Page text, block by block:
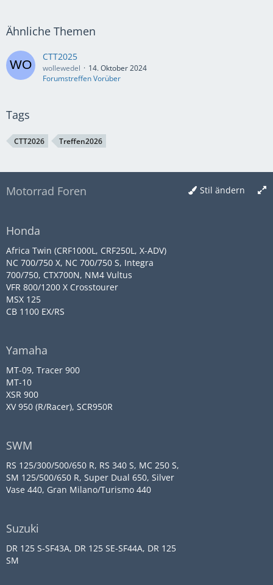
Ähnliche Themen
CTT2025
wollewedel
14. Oktober 2024
Forumstreffen Vorüber
Tags
CTT2026 Treffen2026
Stil ändern
Motorrad Foren
Honda
Africa Twin (CRF1000L, CRF250L, X-ADV)
NC 700/750 X, NC 700/750 S, Integra
700/750, CTX700N, NM4 Vultus
VFR 800/1200 X Crosstourer
MSX 125
CB 1100 EX/RS
Yamaha
MT-09, Tracer 900
MT-10
XSR 900
XV 950 (R/Racer), SCR950R
SWM
RS 125/300/500/650 R, RS 340 S, MC 250 S,
SM 125/500/650 R, Super Dual 650, Silver
Vase 440, Gran Milano/Turismo 440
Suzuki
DR 125 S-SF43A, DR 125 SE-SF44A, DR 125
SM